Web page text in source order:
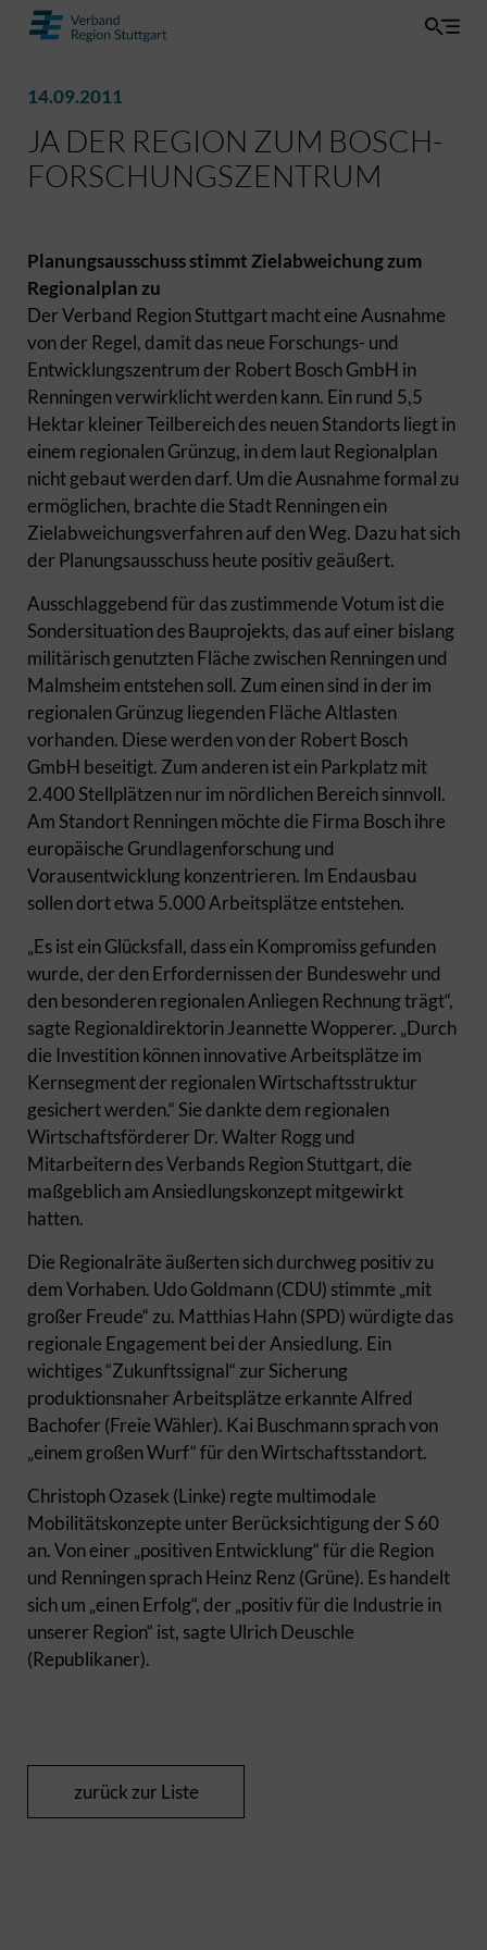
14.09.2011
JA DER REGION ZUM BOSCH-
FORSCHUNGSZENTRUM
Planungsausschuss stimmt Zielabweichung zum
Regionalplan zu
Der Verband Region Stuttgart macht eine Ausnahme
von der Regel, damit das neue Forschungs- und
Entwicklungszentrum der Robert Bosch GmbH in
Renningen verwirklicht werden kann. Ein rund 5,5
Hektar kleiner Teilbereich des neuen Standorts liegt in
einem regionalen Grünzug, in dem laut Regionalplan
nicht gebaut werden darf. Um die Ausnahme formal zu
ermöglichen, brachte die Stadt Renningen ein
Zielabweichungsverfahren auf den Weg. Dazu hat sich
der Planungsausschuss heute positiv geäußert.
Ausschlaggebend für das zustimmende Votum ist die
Sondersituation des Bauprojekts, das auf einer bislang
militärisch genutzten Fläche zwischen Renningen und
Malmsheim entstehen soll. Zum einen sind in der im
regionalen Grünzug liegenden Fläche Altlasten
vorhanden. Diese werden von der Robert Bosch
GmbH beseitigt. Zum anderen ist ein Parkplatz mit
2.400 Stellplätzen nur im nördlichen Bereich sinnvoll.
Am Standort Renningen möchte die Firma Bosch ihre
europäische Grundlagenforschung und
Vorausentwicklung konzentrieren. Im Endausbau
sollen dort etwa 5.000 Arbeitsplätze entstehen.
„Es ist ein Glücksfall, dass ein Kompromiss gefunden
wurde, der den Erfordernissen der Bundeswehr und
den besonderen regionalen Anliegen Rechnung trägt“,
sagte Regionaldirektorin Jeannette Wopperer. „Durch
die Investition können innovative Arbeitsplätze im
Kernsegment der regionalen Wirtschaftsstruktur
gesichert werden.“ Sie dankte dem regionalen
Wirtschaftsförderer Dr. Walter Rogg und
Mitarbeitern des Verbands Region Stuttgart, die
maßgeblich am Ansiedlungskonzept mitgewirkt
hatten.
Die Regionalräte äußerten sich durchweg positiv zu
dem Vorhaben. Udo Goldmann (CDU) stimmte „mit
großer Freude“ zu. Matthias Hahn (SPD) würdigte das
regionale Engagement bei der Ansiedlung. Ein
wichtiges “Zukunftssignal“ zur Sicherung
produktionsnaher Arbeitsplätze erkannte Alfred
Bachofer (Freie Wähler). Kai Buschmann sprach von
„einem großen Wurf“ für den Wirtschaftsstandort.
Christoph Ozasek (Linke) regte multimodale
Mobilitätskonzepte unter Berücksichtigung der S 60
an. Von einer „positiven Entwicklung“ für die Region
und Renningen sprach Heinz Renz (Grüne). Es handelt
sich um „einen Erfolg“, der „positiv für die Industrie in
unserer Region“ ist, sagte Ulrich Deuschle
(Republikaner).
zurück zur Liste